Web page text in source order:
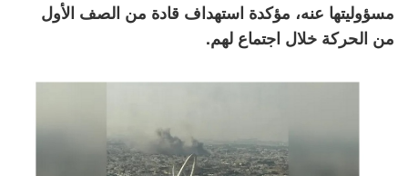
مسؤوليتها عنه، مؤكدة استهداف قادة من الصف الأول
من الحركة خلال اجتماع لهم.